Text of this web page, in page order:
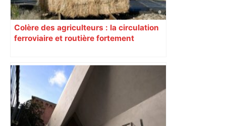
Colère des agriculteurs : la circulation
ferroviaire et routière fortement